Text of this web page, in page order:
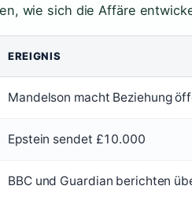
wie sich die Affäre
EREIGNIS
Mandelson macht Beziehung
Epstein sendet £10.000
BBC und Guardian berichten